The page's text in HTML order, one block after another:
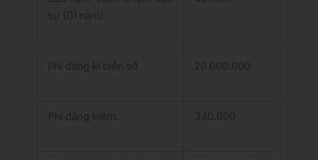
sự (01 năm):
Phí đăng kí biển số 20.000.000
Phí đăng kiểm: 340.000